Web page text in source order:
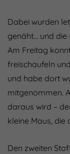
Dabei wurden
genäht… und die
Am Freitag
freischaufeln
und habe dort
mitgenommen.
daraus wird –
kleine Maus,
Den zweiten